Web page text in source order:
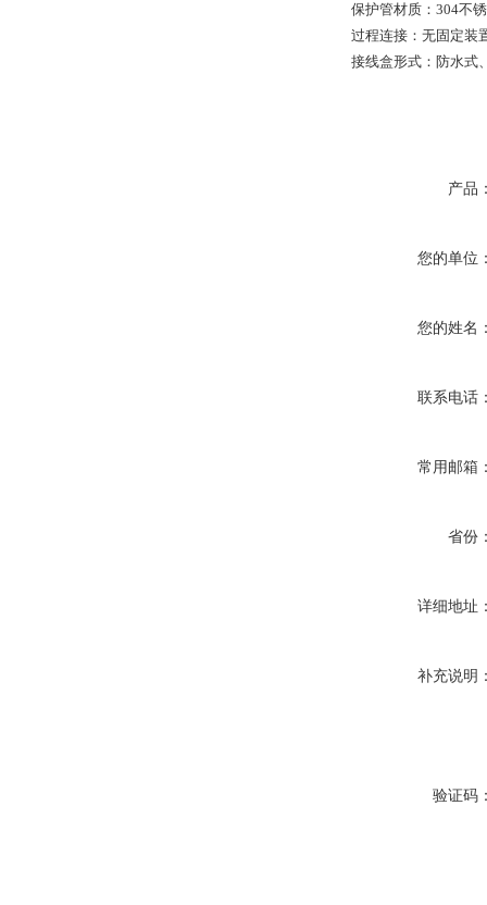
保护管材质：304不
过程连接：无固定装
接线盒形式：防水式
产品
您的单位
您的姓名
联系电话
常用邮箱
省份
详细地址
补充说明
验证码